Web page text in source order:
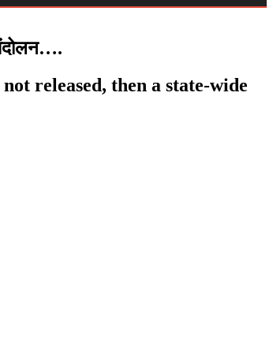
released, then a state-wide